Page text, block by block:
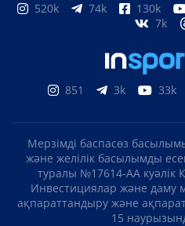
520k 74k 130k
7k
851 3k 33k
Мерзімді баспасөз
және желілік басылымды
туралы №17614-АА куәлік
Инвестициялар және даму
ақпараттандыру және
15